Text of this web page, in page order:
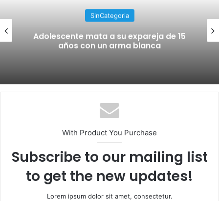
SinCategoria
Adolescente mata a su expareja de 15
años con un arma blanca
With Product You Purchase
Subscribe to our mailing list
to get the new updates!
Lorem ipsum dolor sit amet, consectetur.